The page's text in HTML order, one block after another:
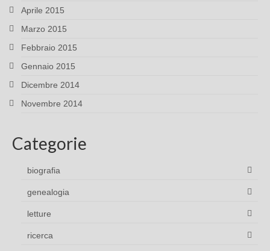
Aprile 2015
Marzo 2015
Febbraio 2015
Gennaio 2015
Dicembre 2014
Novembre 2014
Categorie
biografia
genealogia
letture
ricerca